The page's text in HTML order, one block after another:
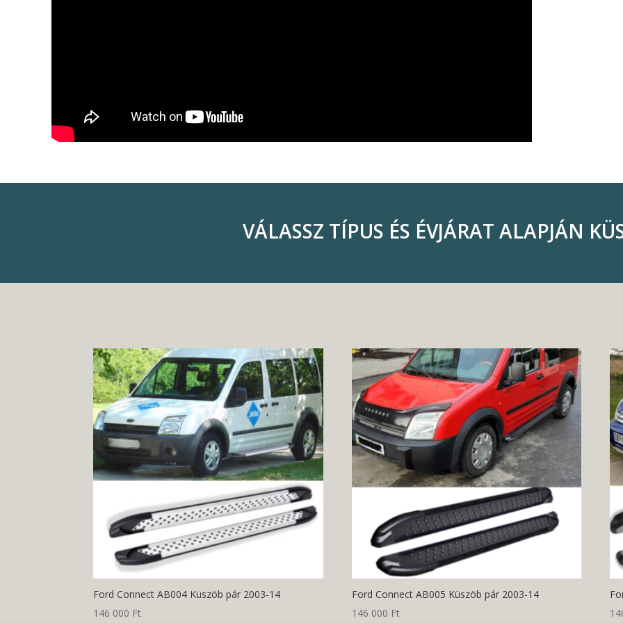
VÁLASSZ TÍPUS ÉS ÉVJÁRAT ALAPJÁN
Ford Connect AB004 Küszöb pár 2003-14
146 000 Ft
Ford Connect AB005 Küszöb pár 2003-14
146 000 Ft